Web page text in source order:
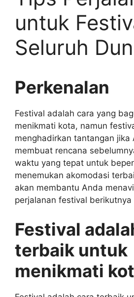
untuk
Seluruh
Perkenalan
Festival adalah cara yang
menikmati kota, namun
menghadirkan tantangan jika
membuat rencana
waktu yang tepat untuk
menemukan akomodasi
akan membantu Anda
perjalanan festival
Festival
terbaik untuk
menikmati